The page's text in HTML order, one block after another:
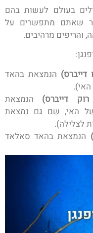
בעולם לעשות בהם
שאתם מתפשרים על
והריפים מרהיבים.
הנמצאת בהאד
הנמצאת
של האי, שם גם נמצאת
לצלילה).
הנמצאת בהאד סאלאד